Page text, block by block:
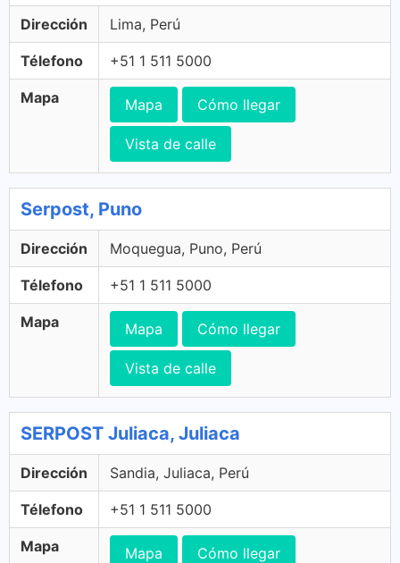
Dirección Lima, Perú
Télefono +51 1 511 5000
Mapa Mapa Cómo llegar
Vista de calle
Serpost, Puno
Dirección Moquegua, Puno, Perú
Télefono +51 1 511 5000
Mapa Mapa Cómo llegar
Vista de calle
SERPOST Juliaca, Juliaca
Dirección Sandia, Juliaca, Perú
Télefono +51 1 511 5000
Mapa Mapa Cómo llegar